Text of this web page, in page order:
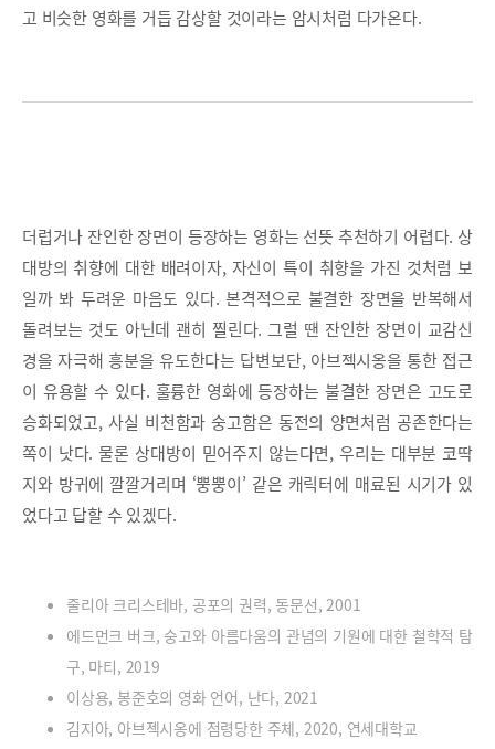
고 비슷한 영화를 거듭 감상할 것이라는 암시처럼 다가온다.
더럽거나 잔인한 장면이 등장하는 영화는 선뜻 추천하기 어렵다. 상
대방의 취향에 대한 배려이자, 자신이 특이 취향을 가진 것처럼 보
일까 봐 두려운 마음도 있다. 본격적으로 불결한 장면을 반복해서
돌려보는 것도 아닌데 괜히 찔린다. 그럴 땐 잔인한 장면이 교감신
경을 자극해 흥분을 유도한다는 답변보단, 아브젝시옹을 통한 접근
이 유용할 수 있다. 훌륭한 영화에 등장하는 불결한 장면은 고도로
승화되었고, 사실 비천함과 숭고함은 동전의 양면처럼 공존한다는
쪽이 낫다. 물론 상대방이 믿어주지 않는다면, 우리는 대부분 코딱
지와 방귀에 깔깔거리며 ‘뿡뿡이’ 같은 캐릭터에 매료된 시기가 있
었다고 답할 수 있겠다.
줄리아 크리스테바, 공포의 권력, 동문선, 2001
에드먼크 버크, 숭고와 아름다움의 관념의 기원에 대한 철학적 탐
구, 마티, 2019
이상용, 봉준호의 영화 언어, 난다, 2021
김지아, 아브젝시옹에 점령당한 주체, 2020, 연세대학교